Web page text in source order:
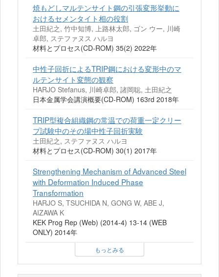
焼もどしマルテンサイト鋼の引張変形挙動に
おけるセメンタイト相の役割
土田紀之, 竹中知博, 上路林太郎, ゴン ウー, 川崎
卓郎, ステファヌス ハルヨ
材料とプロセス(CD-ROM) 35(2) 2022年
中性子回折によるTRIP鋼における変形中のマ
ルテンサイト変態の観察
HARJO Stefanus, 川崎卓郎, 諸岡聡, 土田紀之
日本金属学会講演概要(CD-ROM) 163rd 2018年
TRIP型複合組織鋼の常温での荷重一定クリー
プ試験中のその場中性子回折実験
土田紀之, ステファヌス ハルヨ
材料とプロセス(CD-ROM) 30(1) 2017年
Strengthening Mechanism of Advanced Steel
with Deformation Induced Phase
Transformation
HARJO S, TSUCHIDA N, GONG W, ABE J,
AIZAWA K
KEK Prog Rep (Web) (2014-4) 13-14 (WEB
ONLY) 2014年
もっとみる